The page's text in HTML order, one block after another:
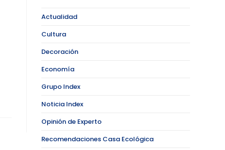
Actualidad
Cultura
Decoración
Economía
Grupo Index
Noticia Index
Opinión de Experto
Recomendaciones Casa Ecológica